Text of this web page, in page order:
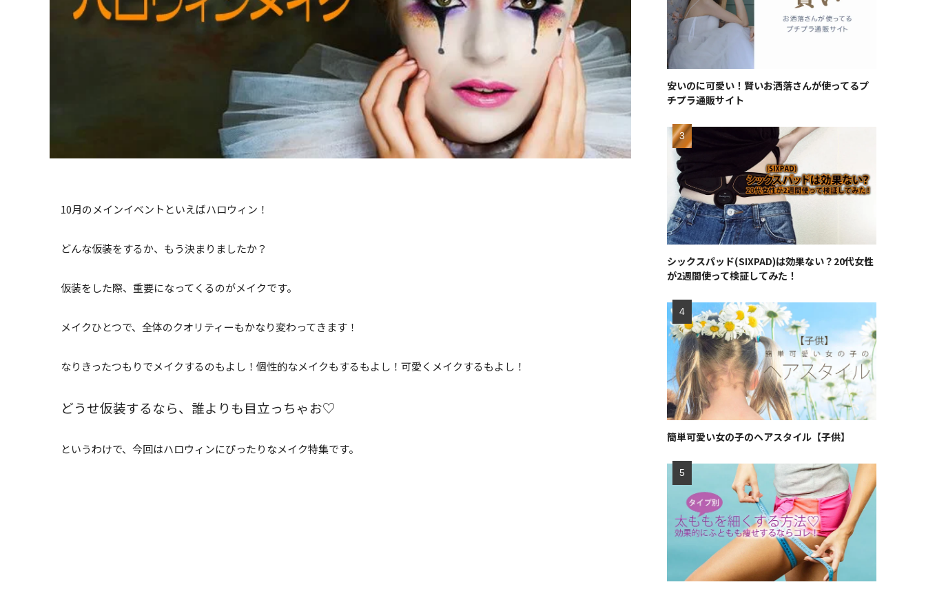
10月のメインイベントといえばハロウィン！
どんな仮装をするか、もう決まりましたか？
仮装をした際、重要になってくるのがメイクです。
メイクひとつで、全体のクオリティーもかなり変わってきます！
なりきったつもりでメイクするのもよし！個性的なメイクもするもよし！可愛くメイクするもよし！
どうせ仮装するなら、誰よりも目立っちゃお♡
というわけで、今回はハロウィンにぴったりなメイク特集です。
安いのに可愛い！賢いお洒落さんが使ってるプ
チプラ通販サイト
シックスパッド(SIXPAD)は効果ない？20代女性
が2週間使って検証してみた！
簡単可愛い女の子のヘアスタイル【子供】